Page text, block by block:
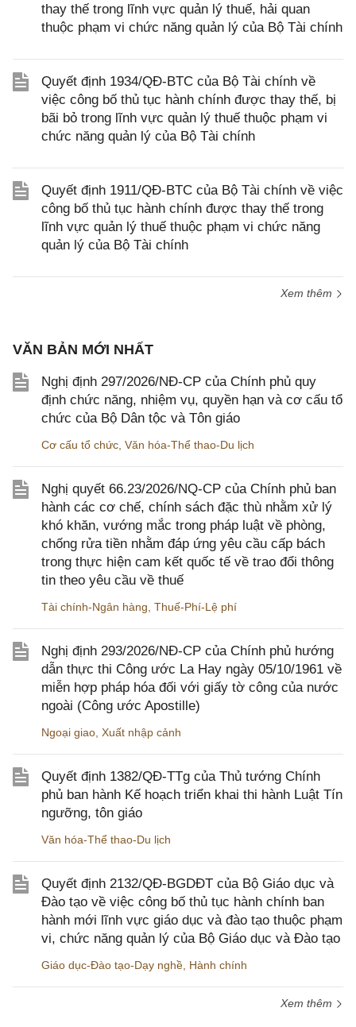
thay thế trong lĩnh vực quản lý thuế, hải quan
thuộc phạm vi chức năng quản lý của Bộ Tài chính
Quyết định 1934/QĐ-BTC của Bộ Tài chính về
việc công bố thủ tục hành chính được thay thế, bị
bãi bỏ trong lĩnh vực quản lý thuế thuộc phạm vi
chức năng quản lý của Bộ Tài chính
Quyết định 1911/QĐ-BTC của Bộ Tài chính về việc
công bố thủ tục hành chính được thay thế trong
lĩnh vực quản lý thuế thuộc phạm vi chức năng
quản lý của Bộ Tài chính
Xem thêm
VĂN BẢN MỚI NHẤT
Nghị định 297/2026/NĐ-CP của Chính phủ quy
định chức năng, nhiệm vụ, quyền hạn và cơ cấu tổ
chức của Bộ Dân tộc và Tôn giáo
Cơ cấu tổ chức Văn hóa-Thể thao-Du lịch
Nghị quyết 66.23/2026/NQ-CP của Chính phủ ban
hành các cơ chế, chính sách đặc thù nhằm xử lý
khó khăn, vướng mắc trong pháp luật về phòng,
chống rửa tiền nhằm đáp ứng yêu cầu cấp bách
trong thực hiện cam kết quốc tế về trao đổi thông
tin theo yêu cầu về thuế
Tài chính-Ngân hàng Thuế-Phí-Lệ phí
Nghị định 293/2026/NĐ-CP của Chính phủ hướng
dẫn thực thi Công ước La Hay ngày 05/10/1961 về
miễn hợp pháp hóa đối với giấy tờ công của nước
ngoài (Công ước Apostille)
Ngoại giao Xuất nhập cảnh
Quyết định 1382/QĐ-TTg của Thủ tướng Chính
phủ ban hành Kế hoạch triển khai thi hành Luật Tín
ngưỡng, tôn giáo
Văn hóa-Thể thao-Du lịch
Quyết định 2132/QĐ-BGDĐT của Bộ Giáo dục và
Đào tạo về việc công bố thủ tục hành chính ban
hành mới lĩnh vực giáo dục và đào tạo thuộc phạm
vi, chức năng quản lý của Bộ Giáo dục và Đào tạo
Giáo dục-Đào tạo-Dạy nghề Hành chính
Xem thêm